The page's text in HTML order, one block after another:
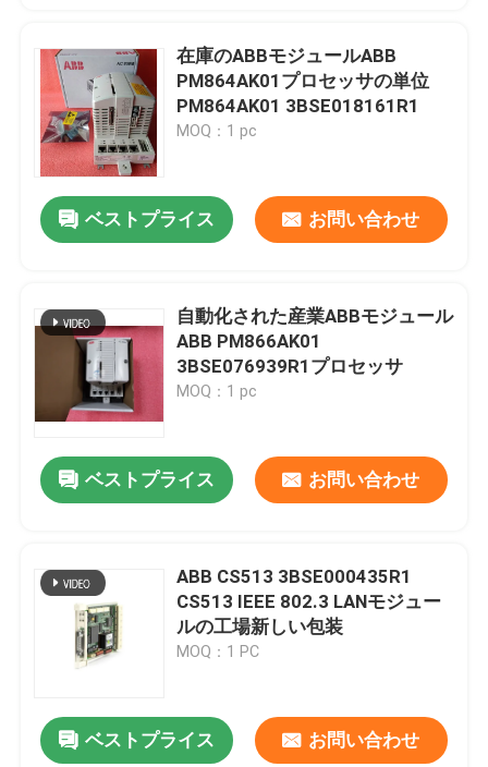
在庫のABBモジュールABB
PM864AK01プロセッサの単位
PM864AK01 3BSE018161R1
MOQ：1 pc
ベストプライス お問い合わせ
自動化された産業ABBモジュール
ABB PM866AK01
3BSE076939R1プロセッサ
MOQ：1 pc
ベストプライス お問い合わせ
ABB CS513 3BSE000435R1
CS513 IEEE 802.3 LANモジュー
ルの工場新しい包装
MOQ：1 PC
ベストプライス お問い合わせ